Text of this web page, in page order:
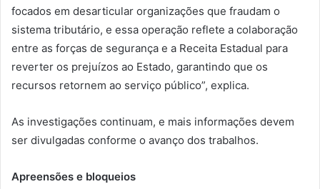
focados em desarticular organizações que fraudam o
sistema tributário, e essa operação reflete a colaboração
entre as forças de segurança e a Receita Estadual para
reverter os prejuízos ao Estado, garantindo que os
recursos retornem ao serviço público”, explica.
As investigações continuam, e mais informações devem
ser divulgadas conforme o avanço dos trabalhos.
Apreensões e bloqueios